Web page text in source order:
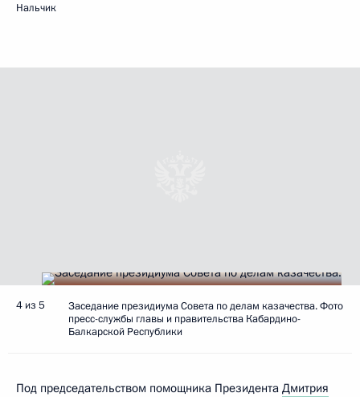
Нальчик
4 из 5
Заседание президиума Совета по делам казачества. Фото
пресс-службы главы и правительства Кабардино-
Балкарской Республики
Под председательством помощника Президента Дмитрия